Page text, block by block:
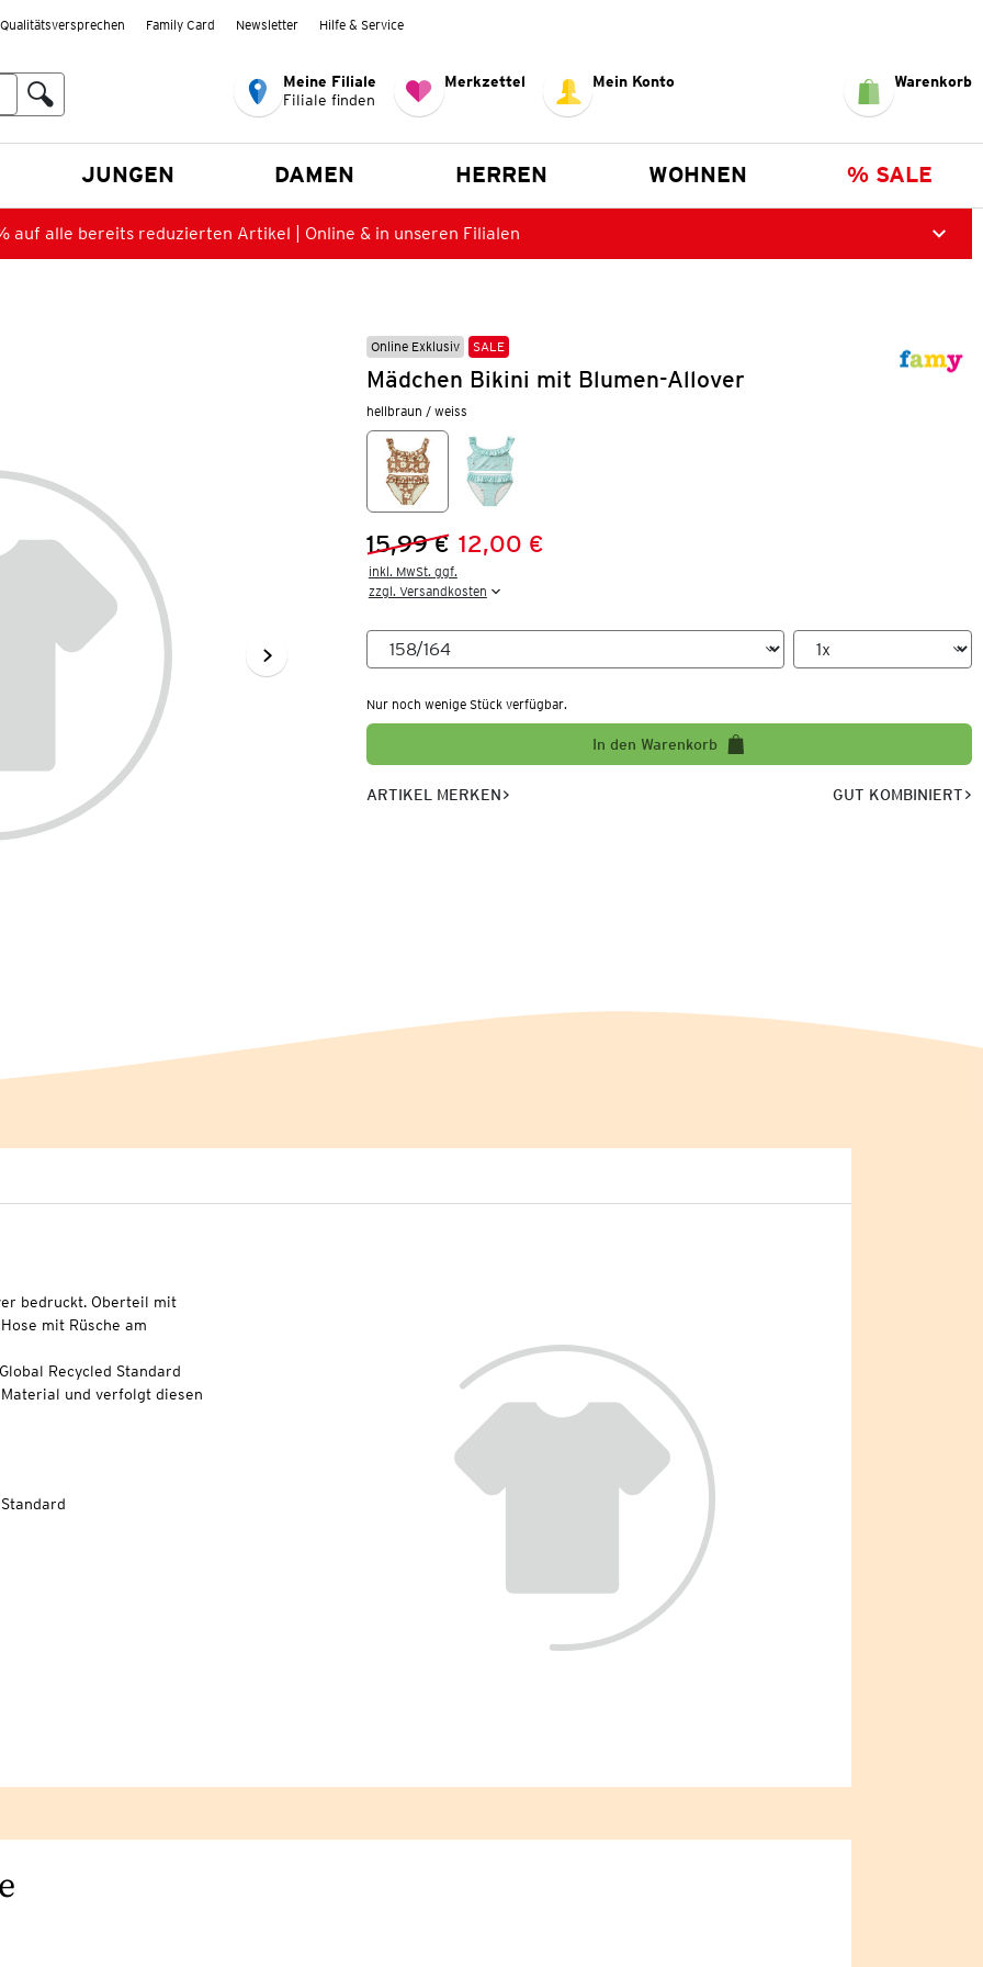
Qualitätsversprechen Family Card Newsletter Hilfe & Service
Meine Filiale
Filiale finden
Merkzettel Mein Konto Warenkorb
JUNGEN DAMEN HERREN WOHNEN % SALE
auf alle bereits reduzierten Artikel | Online & in unseren Filialen
Online Exklusiv SALE
Mädchen Bikini mit Blumen-Allover
hellbraun / weiss
Vorheriger Preis:
15,99 €
Neuer Preis:12,00 €
inkl. MwSt. ggf.
zzgl. Versandkosten
Nur noch wenige Stück verfügbar.
In den Warenkorb
ARTIKEL MERKEN GUT KOMBINIERT
bedruckt. Oberteil mit
mit Rüsche am
Recycled Standard
und verfolgt diesen